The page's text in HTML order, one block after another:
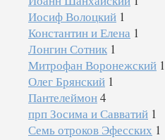
Иосиф Волоцкий 1
Константин и Елена 1
Лонгин Сотник 1
Митрофан Воронежский 1
Олег Брянский 1
Пантелеймон4
прп Зосима и Савватий 1
Семь отроков Эфесских 1